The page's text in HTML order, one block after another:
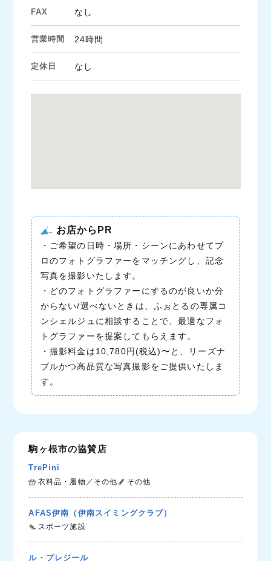
FAX なし
営業時間 24時間
定休日 なし
お店からPR
・ご希望の日時・場所・シーンにあわせてプ
ロのフォトグラファーをマッチングし、記念
写真を撮影いたします。
・どのフォトグラファーにするのが良いか分
からない/選べないときは、ふぉとるの専属コ
ンシェルジュに相談することで、最適なフォ
トグラファーを提案してもらえます。
・撮影料金は10,780円(税込)〜と、リーズナ
ブルかつ高品質な写真撮影をご提供いたしま
す。
駒ヶ根市の協賛店
TrePini
衣料品・履物／その他 その他
AFAS伊南（伊南スイミングクラブ）
スポーツ施設
ル・プレジール